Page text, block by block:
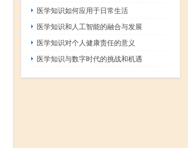
医学知识如何应用于日常生活
医学知识和人工智能的融合与发展
医学知识对个人健康责任的意义
医学知识与数字时代的挑战和机遇